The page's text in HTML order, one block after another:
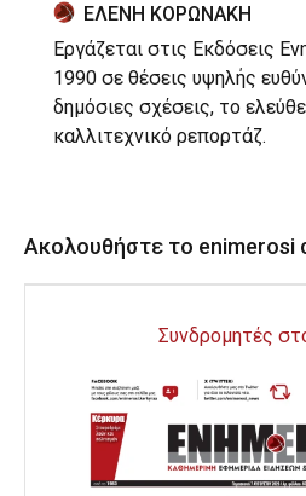
ΕΛΕΝΗ ΚΟΡΩΝΑΚΗ
Εργάζεται στις Εκδόσεις
1990 σε θέσεις υψηλής
δημόσιες σχέσεις, το
καλλιτεχνικό ρεπορτάζ.
Ακολουθήστε το enimerosi
Συνδρομητές